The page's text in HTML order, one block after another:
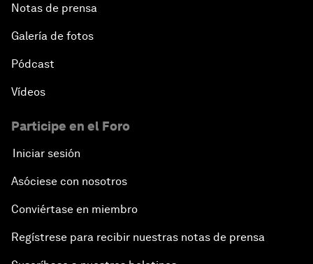
Notas de prensa
Galería de fotos
Pódcast
Vídeos
Participe en el Foro
Iniciar sesión
Asóciese con nosotros
Conviértase en miembro
Regístrese para recibir nuestras notas de prensa